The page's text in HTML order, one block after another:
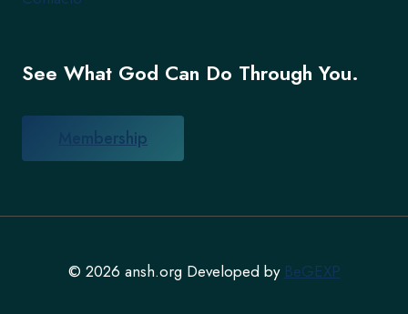
See What God Can Do Through You.
Membership
© 2026 ansh.org Developed by BeGEXP